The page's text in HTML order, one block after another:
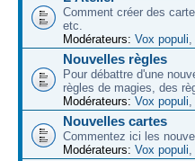
Comment créer des
etc.
Modérateurs: Vox populi,
Nouvelles règles
Pour débattre d'une
règles de magies, des
Modérateurs: Vox populi,
Nouvelles cartes
Commentez ici les
Modérateurs: Vox populi,